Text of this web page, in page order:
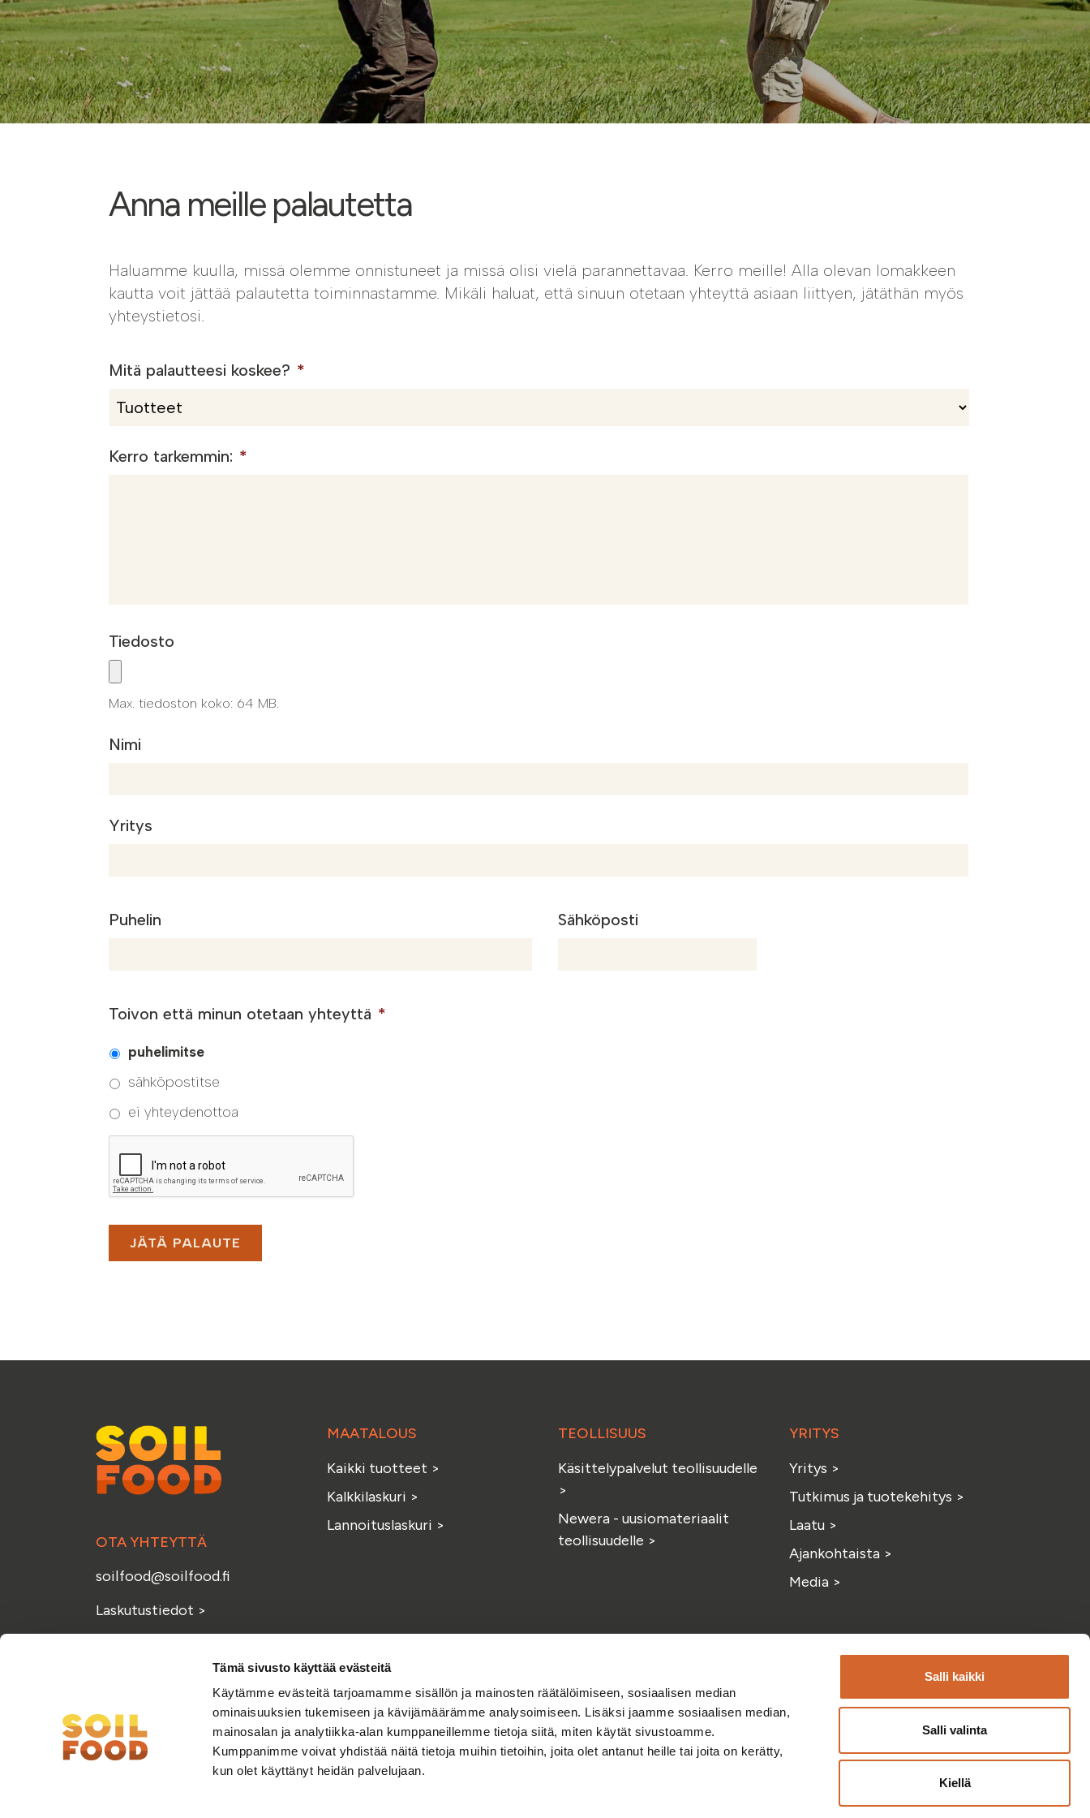
Tämä sivusto käyttää evästeitä
Käytämme evästeitä tarjoamamme sisällön ja mainosten räätälöimiseen, sosiaalisen median
ominaisuuksien tukemiseen ja kävijämäärämme analysoimiseen. Lisäksi jaamme sosiaalisen median,
mainosalan ja analytiikka-alan kumppaneillemme tietoja siitä, miten käytät sivustoamme.
Kumppanimme voivat yhdistää näitä tietoja muihin tietoihin, joita olet antanut heille tai joita on kerätty,
kun olet käyttänyt heidän palvelujaan.
Salli kaikki
Salli valinta
Kiellä
Kalkkilaskuri Lannoituslaskuri
Soilfoodin
verkkokauppa
Anna meille palautetta
Haluamme kuulla, missä olemme onnistuneet ja missä olisi vielä parannettavaa. Kerro meille! Alla olevan lomakkeen
kautta voit jättää palautetta toiminnastamme. Mikäli haluat, että sinuun otetaan yhteyttä asiaan liittyen, jätäthän myös
yhteystietosi.
Mitä palautteesi koskee? *
Kerro tarkemmin: *
Tiedosto
Max. tiedoston koko: 64 MB.
Nimi
Yritys
Puhelin Sähköposti
Toivon että minun otetaan yhteyttä *
puhelimitse
sähköpostitse
ei yhteydenottoa
CAPTCHA
OTA YHTEYTTÄ
soilfood@soilfood.fi
Laskutustiedot >
Anna palautetta>
MAATALOUS
Kaikki tuotteet >
Kalkkilaskuri >
Lannoituslaskuri >
TEOLLISUUS
Käsittelypalvelut teollisuudelle
>
Newera - uusiomateriaalit
teollisuudelle >
YRITYS
Yritys >
Tutkimus ja tuotekehitys >
Laatu >
Ajankohtaista >
Media >
Löydät meidät myös
FacebookLinkedinInstagramYouTube